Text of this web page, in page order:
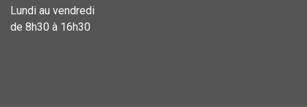
Lundi au vendredi
de 8h30 à 16h30